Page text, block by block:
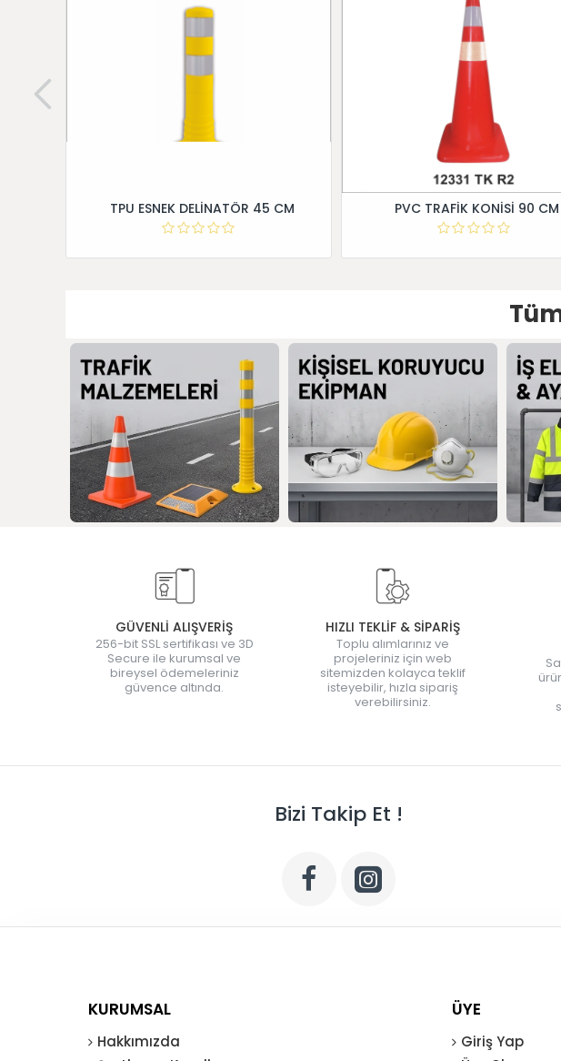
TPU ESNEK DELİNATÖR 45 CM PVC TRAFİK KONİSİ 90 CM
GÜVENLİ ALIŞVERİŞ
256-bit SSL sertifikası ve 3D
Secure ile kurumsal ve
bireysel ödemeleriniz
güvence altında.
HIZLI TEKLİF & SİPARİŞ
Toplu alımlarınız ve
projeleriniz için web
sitemizden kolayca teklif
isteyebilir, hızla sipariş
verebilirsiniz.
Bizi Takip Et !
KURUMSAL
Hakkımızda
ÜYE
Giriş Yap